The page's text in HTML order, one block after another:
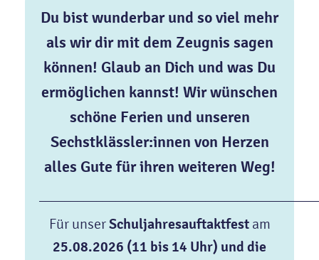
Du bist wunderbar und so viel mehr
als wir dir mit dem Zeugnis sagen
können! Glaub an Dich und was Du
ermöglichen kannst! Wir wünschen
schöne Ferien und unseren
Sechstklässler:innen von Herzen
alles Gute für ihren weiteren Weg!
Für unserSchuljahresauftaktfest am
25.08.2026 (11 bis 14 Uhr) und die